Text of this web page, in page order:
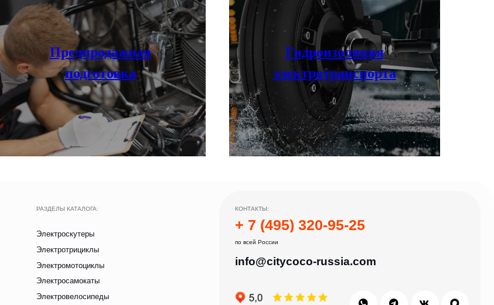
Предпродажная
подготовка
Гидроизоляция
электротранспорта
Электроскутеры
Электротрициклы
Электромотоциклы
Электросамокаты
Электровелосипеды
Электроквадроциклы
Грузовые электротрициклы
Электромотоциклы
Аксессуары и прочие товары
+ 7 (495) 320-95-25
по всей России
info@citycoco-russia.com
Московская область, г. Мытищи, ул. Ярмарочная с4Б.
Павильон Т 10-15
г. Москва, съезд 91-й км МКАД
НАШИ САЛОНЫ:
Вся представленная на сайте информация, носит информационный характер и ни при каких условиях не является публичной офертой, определяемой